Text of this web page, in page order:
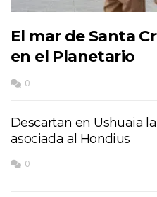
El mar de Santa
en el Planetario
0
Descartan en Ushuaia
asociada al Hondius
0